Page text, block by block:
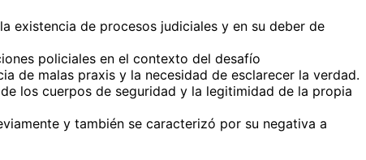
existencia de procesos judiciales y en su deber de
policiales en el contexto del desafío
de malas praxis y la necesidad de esclarecer la verdad.
los cuerpos de seguridad y la legitimidad de la propia
y también se caracterizó por su negativa a